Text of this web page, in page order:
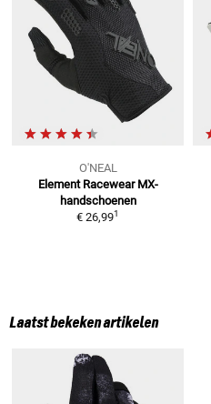
O'NEAL
Element Racewear MX-
handschoenen
€ 26,991
Laatst bekeken artikelen